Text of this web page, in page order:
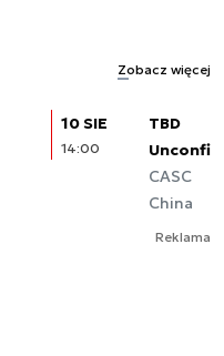
Zobacz więcej
10 SIE
14:00
TBD
CASC
China
Reklama